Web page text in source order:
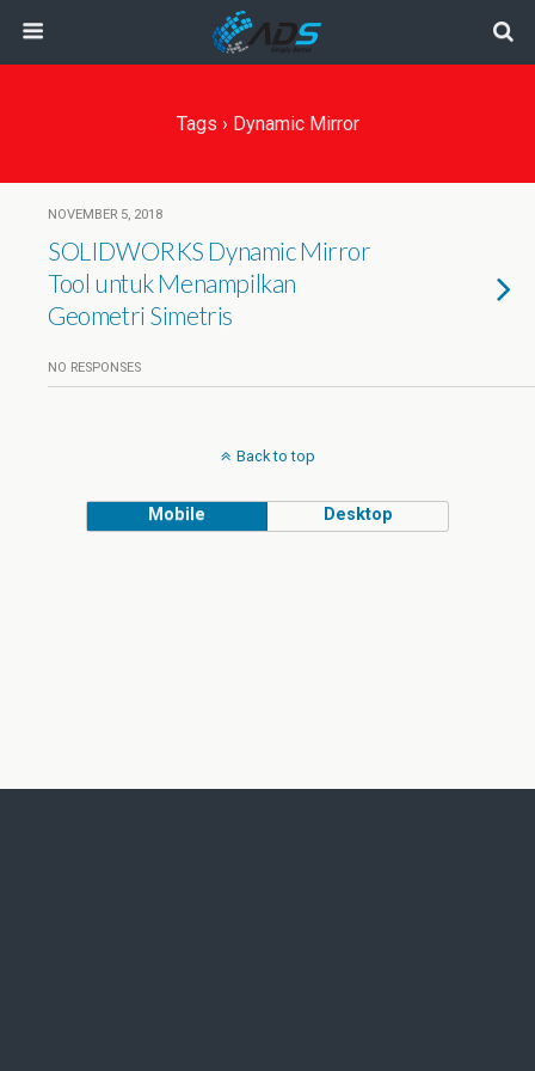
Tags › Dynamic Mirror
NOVEMBER 5, 2018
SOLIDWORKS Dynamic Mirror
Tool untuk Menampilkan
Geometri Simetris
NO RESPONSES
Back to top
Mobile Desktop